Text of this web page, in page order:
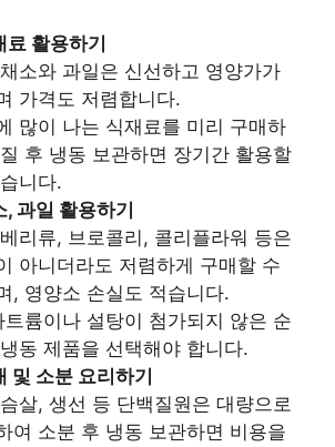
활용하기
소와 과일은 신선하고 영양가가
가격도 저렴합니다.
많이 나는 식재료를 미리 구매하
후 냉동 보관하면 장기간 활용할
니다.
과일 활용하기
리류, 브로콜리, 콜리플라워 등은
아니더라도 저렴하게 구매할 수
, 영양소 손실도 적습니다.
트륨이나 설탕이 첨가되지 않은 순
동 제품을 선택해야 합니다.
및 소분 요리하기
살, 생선 등 단백질원은 대량으로
여 소분 후 냉동 보관하면 비용을